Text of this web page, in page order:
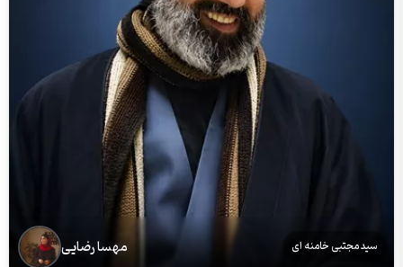
سید مجتبی خامنه ای مهسا رضایی